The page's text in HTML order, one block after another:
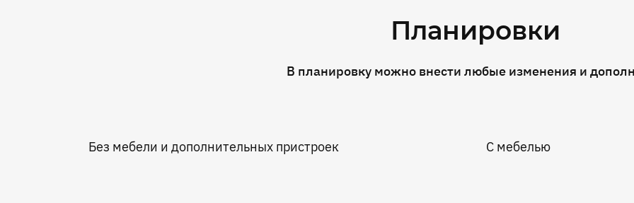
Планировки
В планировку можно внести любые изменения и
Без мебели и дополнительных пристроек С мебелью